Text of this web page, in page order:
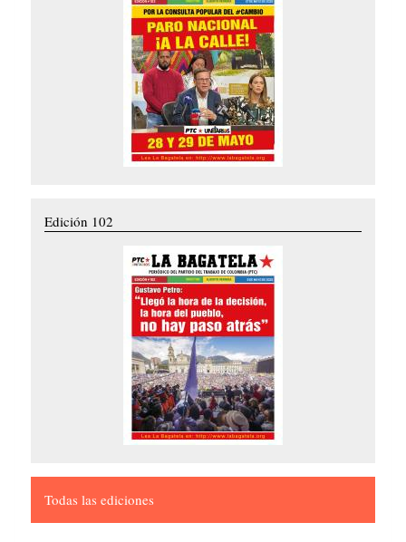
Edición 102
Todas las ediciones